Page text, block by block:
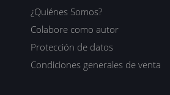
¿Quiénes Somos?
Colabore como autor
Protección de datos
Condiciones generales de venta